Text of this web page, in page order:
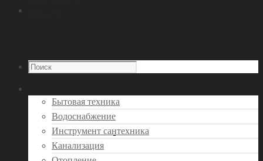
Бытовая техника
Водоснабжение
Инструмент сантехника
Канализация